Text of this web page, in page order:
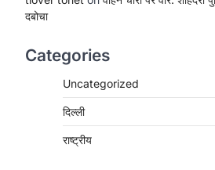
दबोचा
Categories
Uncategorized
दिल्ली
राष्ट्रीय